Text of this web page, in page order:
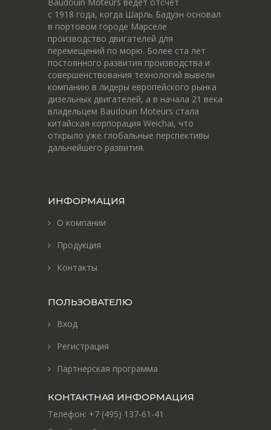
Baudouin Moteurs ведёт отсчёт
c 1918 года, когда Шарль Бадуэн основал
в портовом городе Марселе
производство двигателей для
перемещений по морю. Более ста лет
постоянного развития производства и
совершенствования технологий вывели
компанию в лидеры европейского рынка
дизельных двигателей, а в начала 21 века
владельцем Baudouin Moteurs стала
китайская корпорация Weichai, что
открыло уже глобальные перспективы
дальнейшего развития.
ИНФОРМАЦИЯ
О компании
Продукция
Контакты
ПОЛЬЗОВАТЕЛЮ
Вход
Регистрация
Партнерская программа
КОНТАКТНАЯ ИНФОРМАЦИЯ
Телефон: +7 (495) 137-61-41